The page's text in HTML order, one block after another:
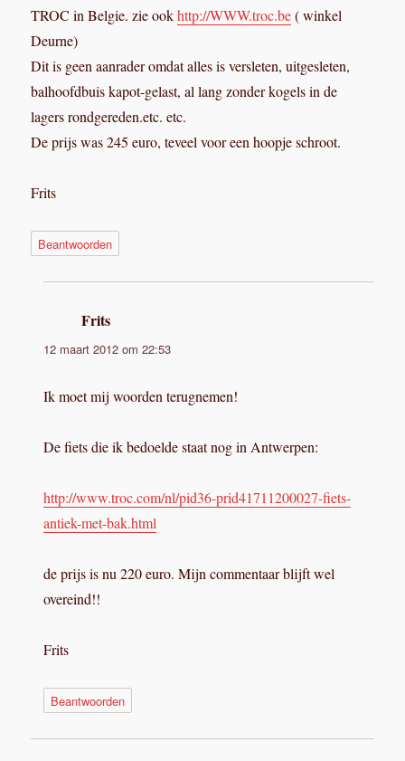
TROC in Belgie. zie ookhttp://WWW.troc.be( winkel
Deurne)
Dit is geen aanrader omdat alles is versleten, uitgesleten,
balhoofdbuis kapot-gelast, al lang zonder kogels in de
lagers rondgereden.etc. etc.
De prijs was 245 euro, teveel voor een hoopje schroot.
Frits
Beantwoorden
Frits
12 maart 2012 om 22:53
Ik moet mij woorden terugnemen!
De fiets die ik bedoelde staat nog in Antwerpen:
http://www.troc.com/nl/pid36-prid41711200027-fiets-
antiek-met-bak.html
de prijs is nu 220 euro. Mijn commentaar blijft wel
overeind!!
Frits
Beantwoorden